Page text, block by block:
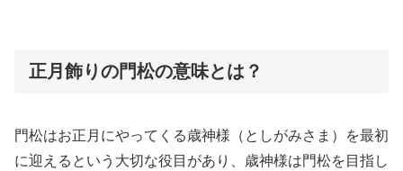
正月飾りの門松の意味とは？
門松はお正月にやってくる歳神様（としがみさま）を最初
に迎えるという大切な役目があり、歳神様は門松を目指し